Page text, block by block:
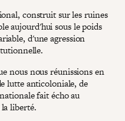
construit sur les ruines
aujourd'hui sous le poids
d'une agression
nous nous réunissions en
lutte anticoloniale, de
fait écho au
liberté.